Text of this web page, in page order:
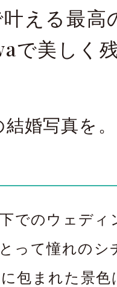
で予約・相
える最高
で美しく
婚写真を
でのウェディ
って憧れのシ
包まれた景色